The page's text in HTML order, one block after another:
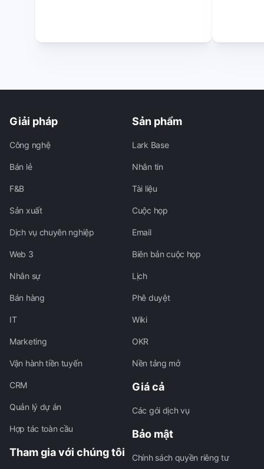
Giải pháp
Công nghệ
Bán lẻ
F&B
Sản xuất
Dịch vụ chuyên nghiệp
Web 3
Nhân sự
Bán hàng
IT
Marketing
Vận hành tiền tuyến
CRM
Quản lý dự án
Hợp tác toàn cầu
Tham gia với chúng tôi
Sản phẩm
Lark Base
Nhắn tin
Tài liệu
Cuộc họp
Email
Biên bản cuộc họp
Lịch
Phê duyệt
Wiki
OKR
Nền tảng mở
Giá cả
Các gói dịch vụ
Bảo mật
Chính sách quyền riêng tư